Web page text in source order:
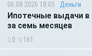
06.08.2026 18:05 Деньги
Ипотечные выдачи в
за семь месяцев
0 161